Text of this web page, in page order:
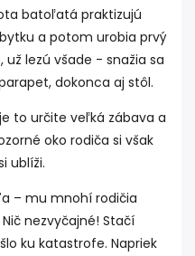
batoľatá praktizujú
a potom urobia prvý
už lezú všade - snažia sa
dokonca aj stôl.
to určite veľká zábava a
oko rodiča si však
ublíži.
– mu mnohí rodičia
nezvyčajné! Stačí
ku katastrofe. Napriek